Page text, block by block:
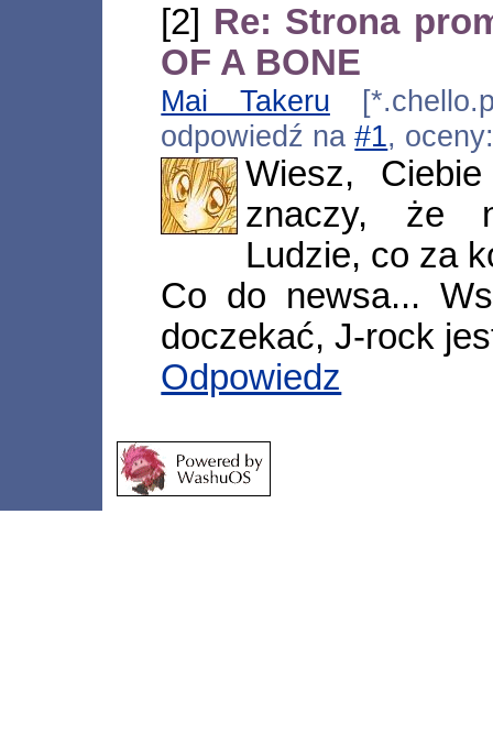
[2] Re: Strona
OF A BONE
Mai Takeru
odpowiedź na#1,
Wiesz,
znaczy, że
Ludzie, co za
Co do newsa...
doczekać, J-rock
Odpowiedz